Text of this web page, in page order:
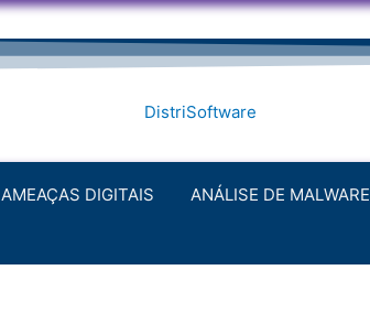
AMEAÇAS DIGITAIS ANÁLISE DE MALWARE